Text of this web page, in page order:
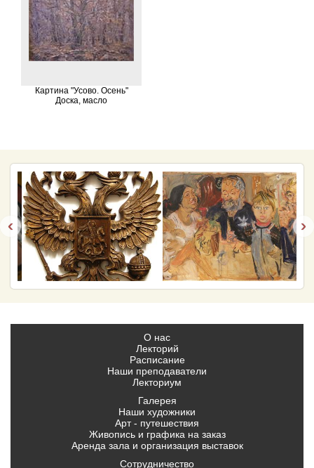
Картина "Усово. Осень"
Доска, масло
‹ ›
О нас
Лекторий
Расписание
Наши преподаватели
Лекториум
Галерея
Наши художники
Арт - путешествия
Живопись и графика на заказ
Аренда зала и организация выставок
Сотрудничество